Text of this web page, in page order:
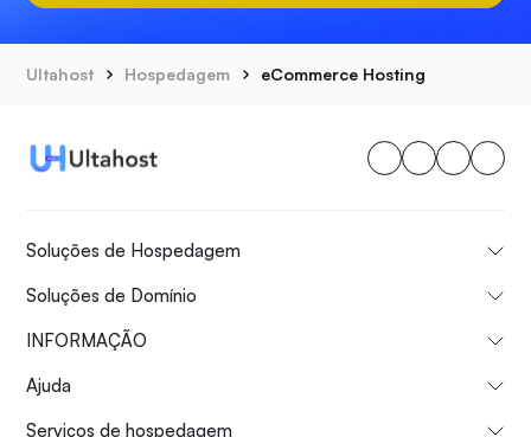
Ultahost Hospedagem eCommerce Hosting
Soluções de Hospedagem
Soluções de Domínio
INFORMAÇÃO
Ajuda
Serviços de hospedagem